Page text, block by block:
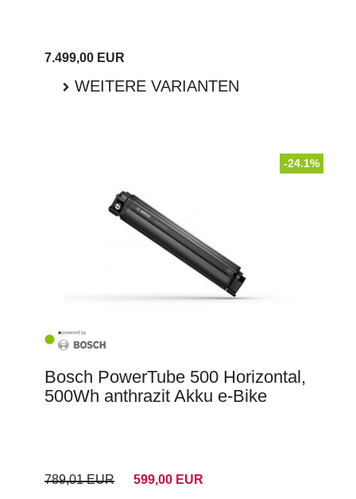
7.499,00 EUR
WEITERE VARIANTEN
-24.1%
Bosch PowerTube 500 Horizontal,
500Wh anthrazit Akku e-Bike
789,01 EUR 599,00 EUR